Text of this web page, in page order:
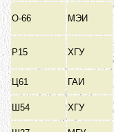
О-66 МЭИ
Р15 ХГУ
Ц61
ГАИ
Ш54
ХГУ